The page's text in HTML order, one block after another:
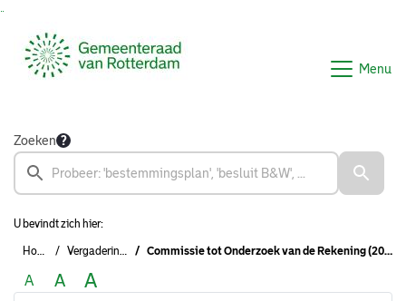
Menu
Zoeken
U bevindt zich hier:
Home Vergaderingen Commissie tot Onderzoek van de Rekening (2022-2026)
A A A